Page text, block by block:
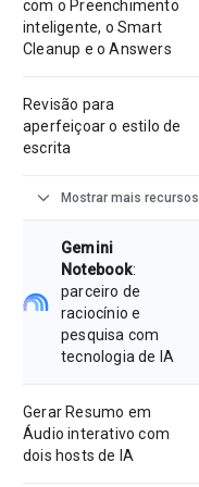
com o Preenchimento
inteligente, o Smart
Cleanup e o Answers
Revisão para
aperfeiçoar o estilo de
escrita
expand_more Mostrar mais recursos
Gemini
Notebook:
parceiro de
raciocínio e
pesquisa com
tecnologia de IA
Gerar Resumo em
Áudio interativo com
dois hosts de IA